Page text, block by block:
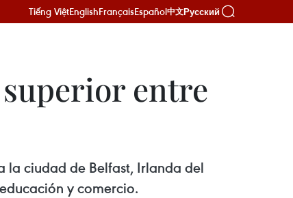
Tiếng ViệtEnglishFrançaisEspañol中文Русский
entre
la ciudad de Belfast, Irlanda del
y comercio.